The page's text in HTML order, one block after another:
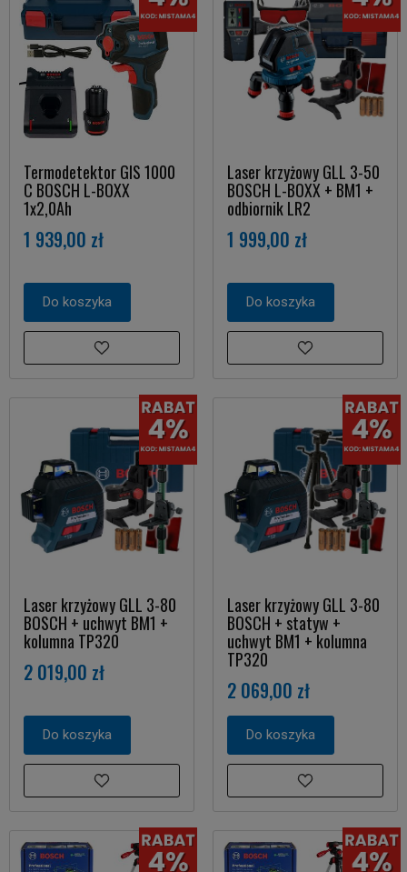
Termodetektor GIS 1000
C BOSCH L-BOXX
1x2,0Ah
1 939,00 zł
Do koszyka
Laser krzyżowy GLL 3-50
BOSCH L-BOXX + BM1 +
odbiornik LR2
1 999,00 zł
Do koszyka
Laser krzyżowy GLL 3-80
BOSCH + uchwyt BM1 +
kolumna TP320
2 019,00 zł
Do koszyka
Laser krzyżowy GLL 3-80
BOSCH + statyw +
uchwyt BM1 + kolumna
TP320
2 069,00 zł
Do koszyka